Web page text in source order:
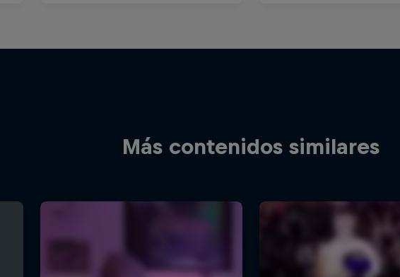
Más contenidos similares